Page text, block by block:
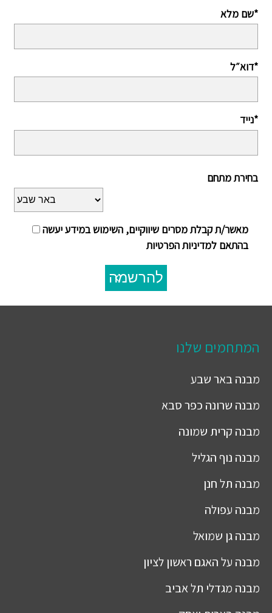
שם מלא*
דוא״ל*
נייד*
בחירת מתחם
מאשר/ת קבלת מסרים שיווקיים, השימוש במידע יעשה
בהתאם למדיניות הפרטיות
להרשמה
המתחמים שלנו
מבנהבאר שבע
מבנה שרונה כפר סבא
מבנה קרית שמונה
מבנה נוף הגליל
מבנה תל חנן
מבנה עפולה
מבנהגן שמואל
מבנה על האגם ראשון לציון
מבנה מגדלי תל אביב